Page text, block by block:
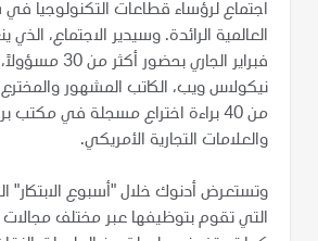
اجتماع لرؤساء قطاعات التكنولوجيا
فبراير الجاري بحضور
نيكولاس ويب، الكاتب المشهور والمخترع
من 40 براءة اختراع مسجلة في مكتب
والعلامات التجارية الأمريكي.
وتستعرض أدنوك خلال "أسبوع الابتكار"
التي تقوم بتوظيفها عبر مختلف مجالات